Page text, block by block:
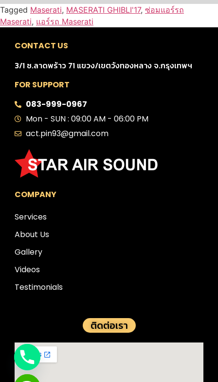
Tagged Maserati, MASERATI GHIBLI'17, ซ่อมแอร์รถ
Maserati, แอร์รถ Maserati
CONTACT US
3/1 ซ.ลาดพร้าว 71 แขวง/เขตวังทองหลาง จ.กรุงเทพฯ
FOR SUPPORT
083-999-0967
Mon - SUN : 09:00 AM - 06:00 PM
act.pin93@gmail.com
COMPANY
Services
About Us
Gallery
Videos
Testimonials
ติดต่อเรา